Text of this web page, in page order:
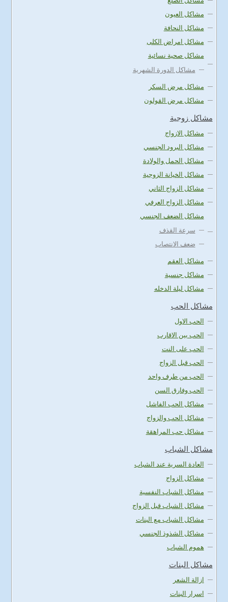
مشاكل العيون
مشاكل النحافة
مشاكل امراض الكلى
مشاكل صحية نسائية
مشاكل الدورة الشهرية
مشاكل مرض السكر
مشاكل مرض القولون
مشاكل زوجية
مشاكل الازواج
مشاكل البرود الجنسي
مشاكل الحمل والولادة
مشاكل الخيانة الزوجية
مشاكل الزواج الثاني
مشاكل الزواج العرفي
مشاكل الضعف الجنسي
سرعة القذف
ضعف الانتصاب
مشاكل العقم
مشاكل جنسية
مشاكل ليلة الدخله
مشاكل الحب
الحب الاول
الحب بين الاقارب
الحب على النت
الحب قبل الزواج
الحب من طرف واحد
الحب وفارق السن
مشاكل الحب الفاشل
مشاكل الحب والزواج
مشاكل حب المراهقة
مشاكل الشباب
العادة السرية عند الشباب
مشاكل الزواج
مشاكل الشباب النفسية
مشاكل الشباب قبل الزواج
مشاكل الشباب مع البنات
مشاكل الشذوذ الجنسي
هموم الشباب
مشاكل البنات
ازالة الشعر
اسرار البنات